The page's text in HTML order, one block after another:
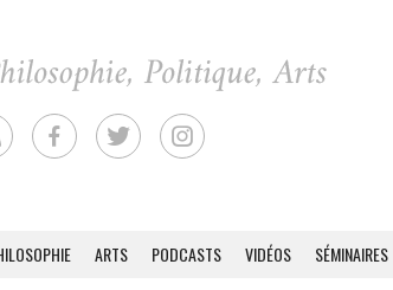
ARTS PODCASTS VIDÉOS SÉMINAIRES